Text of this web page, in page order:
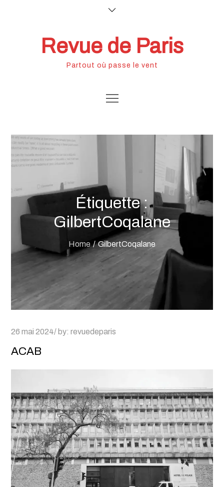
Revue de Paris
Partout où passe le vent
Étiquette :
GilbertCoqalane
Home GilbertCoqalane
Posted
26 mai 2024 by:revuedeparis
ACAB